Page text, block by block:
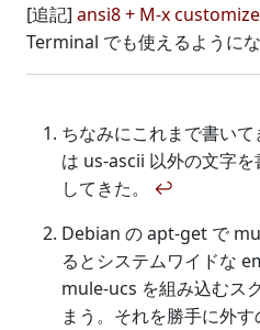
[追記] ansi8 + M-x
Terminal でも使えるように
ちなみにこれまで書い
は us-ascii 以外の文字
してきた。 ↩
Debian の apt-get で
るとシステムワイドな
mule-ucs を組み込むス
まう。それを勝手に外